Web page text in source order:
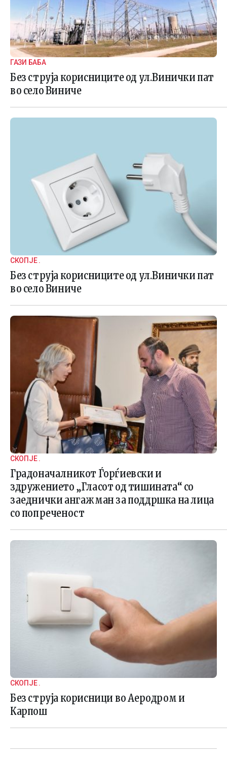
ГАЗИ БАБА
Без струја корисниците од ул.Винички пат
во село Виниче
СКОПЈЕ .
Без струја корисниците од ул.Винички пат
во село Виниче
СКОПЈЕ .
Градоначалникот Ѓорѓиевски и
здружението „Гласот од тишината“ со
заеднички ангажман за поддршка на лица
со попреченост
СКОПЈЕ .
Без струја корисници во Аеродром и
Карпош